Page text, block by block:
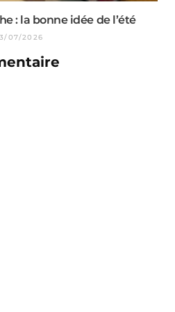
: la bonne idée de l’été
07/2026